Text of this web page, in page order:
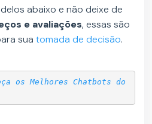
abaixo e não deixe de
e avaliações, essas são
suatomada de decisão.
os Melhores Chatbots do